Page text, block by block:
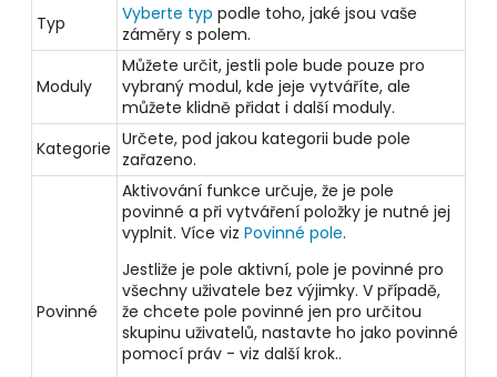
Typ
Vyberte typ podle toho, jaké jsou vaše
záměry s polem.
Moduly
Můžete určit, jestli pole bude pouze pro
vybraný modul, kde jeje vytváříte, ale
můžete klidně přidat i další moduly.
Kategorie Určete, pod jakou kategorii bude pole
zařazeno.
Povinné
Aktivování funkce určuje, že je pole
povinné a při vytváření položky je nutné jej
vyplnit. Více vizPovinné pole.
Jestliže je pole aktivní, pole je povinné pro
všechny uživatele bez výjimky. V případě,
že chcete pole povinné jen pro určitou
skupinu uživatelů, nastavte ho jako povinné
pomocí práv - viz další krok..